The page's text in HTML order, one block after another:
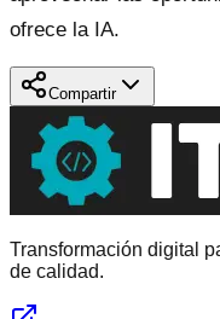
ofrece la IA.
Compartir
Transformación digital
de calidad.